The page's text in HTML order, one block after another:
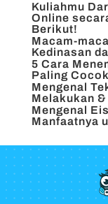
Kuliahmu
Online
Berikut!
Macam-
Kedinasan
5 Cara
Paling
Mengenal
Melakukan
Mengenal
Manfaatnya